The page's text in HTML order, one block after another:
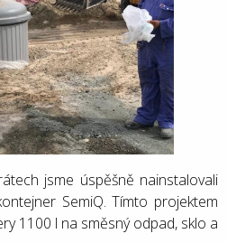
jsme úspěšně nainstalovali
SemiQ. Tímto projektem
1100 l na směsný odpad, sklo a